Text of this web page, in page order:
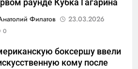
раунде Кубка Гагарина
Филатов
23.03.2026
0
боксершу ввели
кому после
Что происходит в
военные изымают спирт «для
защиты Отечества»
САНКТ-ПЕТЕРБУРГ И ОБЛАСТЬ